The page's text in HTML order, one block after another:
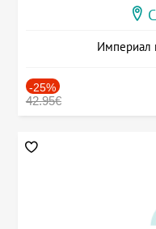
Империал
-25%
42.95€